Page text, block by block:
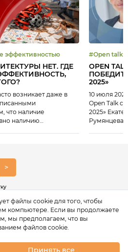
эффективностью
НЕТ. ГДЕ
возникает даже в
что наличие
наличию
«Сфера», ИТ-
OPEN
2025»
10 июля
Open Talk
2025»
Румянцева
>
файлы cookie для того, чтобы
компьютере. Если вы продолжаете
мы предполагаем, что вы
файлов cookie.
Принять все